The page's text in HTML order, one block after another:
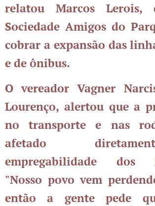
relatou Marcos Lerois,
Sociedade Amigos do
cobrar a expansão das
e de ônibus.
O vereador Vagner
Lourenço, alertou que a
no transporte e nas
afetado
empregabilidade dos
"Nosso povo vem
então a gente pede